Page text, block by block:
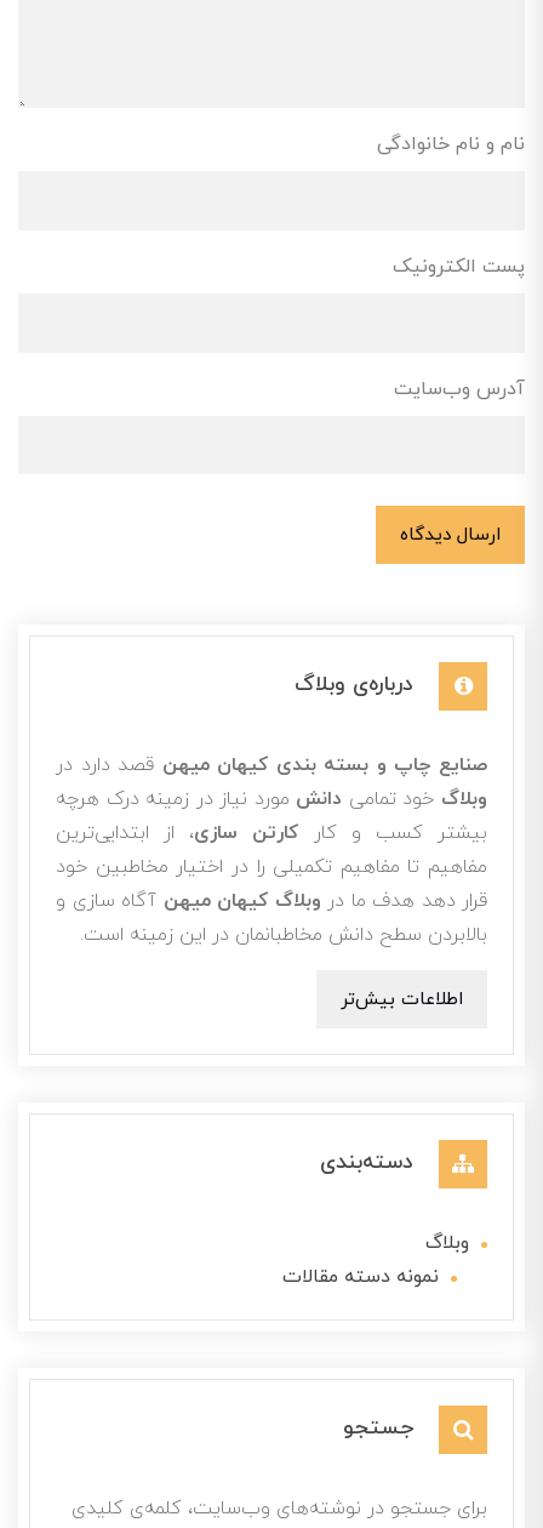
نام و نام خانوادگی
پست الکترونیک
آدرس وب‌سایت
ارسال دیدگاه
درباره‌ی وبلاگ
صنایع چاپ و بسته بندی کیهان میهن قصد دارد در
وبلاگ خود تمامی دانش مورد نیاز در زمینه درک هرچه
بیشتر کسب و کار کارتن سازی، از ابتدایی‌ترین
مفاهیم تا مفاهیم تکمیلی را در اختیار مخاطبین خود
قرار دهد هدف ما در وبلاگ کیهان میهن آگاه سازی و
بالابردن سطح دانش مخاطبانمان در این زمینه است.
اطلاعات بیش‌تر
دسته‌بندی
وبلاگ
نمونه دسته مقالات
جستجو
برای جستجو در نوشته‌های وب‌سایت، کلمه‌ی کلیدی